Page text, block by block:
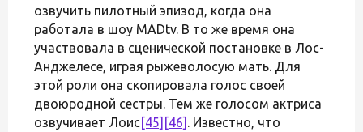
озвучить пилотный эпизод, когда она
работала в шоу MADtv. В то же время она
участвовала в сценической постановке в Лос-
Анджелесе, играя рыжеволосую мать. Для
этой роли она скопировала голос своей
двоюродной сестры. Тем же голосом актриса
озвучивает Лоис [45] [46] . Известно, что